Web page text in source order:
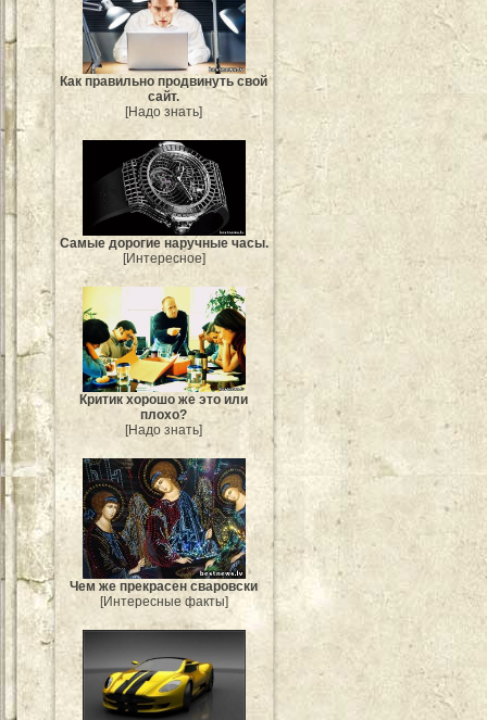
Как правильно продвинуть свой
сайт.
[Надо знать]
Самые дорогие наручные часы.
[Интересное]
Критик хорошо же это или
плохо?
[Надо знать]
Чем же прекрасен сваровски
[Интересные факты]